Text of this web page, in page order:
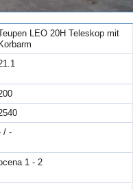
LEO 20H Teleskop mit
Korbarm
/ -
1 - 2